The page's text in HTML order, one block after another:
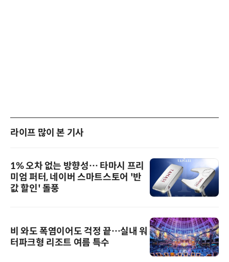
라이프 많이 본 기사
1% 오차 없는 방향성… 타마시 프리
미엄 퍼터, 네이버 스마트스토어 '반
값 할인' 돌풍
비 와도 폭염이어도 걱정 끝…실내 워
터파크형 리조트 여름 특수